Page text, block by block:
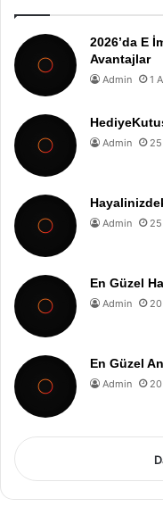
2026’da E
Avantajlar
Admin 1
Admin
Admin
En Güzel
Admin
En Güzel
Admin